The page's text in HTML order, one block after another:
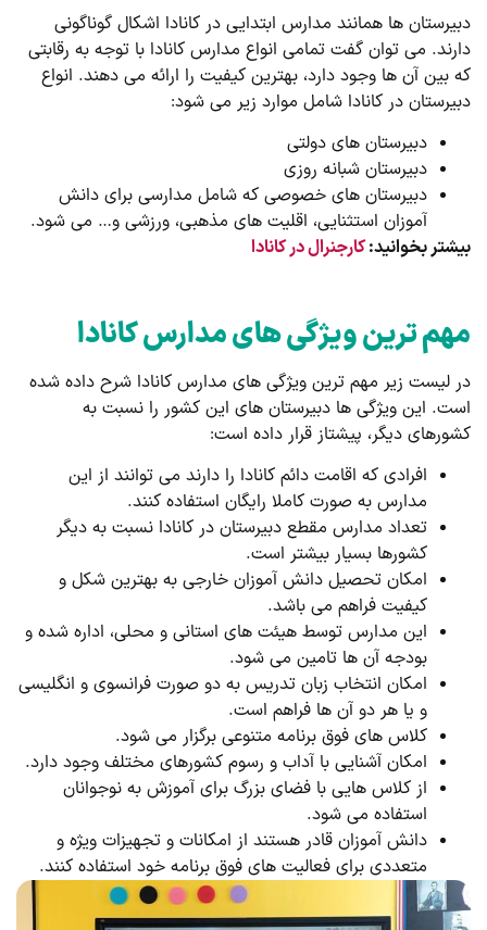
دبیرستان ها همانند مدارس ابتدایی در کانادا اشکال گوناگونی
دارند. می توان گفت تمامی انواع مدارس کانادا با توجه به رقابتی
که بین آن ها وجود دارد، بهترین کیفیت را ارائه می دهند. انواع
دبیرستان در کانادا شامل موارد زیر می شود:
دبیرستان های دولتی
دبیرستان شبانه روزی
دبیرستان های خصوصی که شامل مدارسی برای دانش
آموزان استثنایی، اقلیت های مذهبی، ورزشی و… می شود.
بیشتر بخوانید:کارجنرال در کانادا
مهم ترین ویژگی های مدارس کانادا
در لیست زیر مهم ترین ویژگی های مدارس کانادا شرح داده شده
است. این ویژگی ها دبیرستان های این کشور را نسبت به
کشورهای دیگر،‌ پیشتاز قرار داده است:
افرادی که اقامت دائم کانادا را دارند می توانند از این
مدارس به صورت کاملا رایگان استفاده کنند.
تعداد مدارس مقطع دبیرستان در کانادا نسبت به دیگر
کشورها بسیار بیشتر است.
امکان تحصیل دانش آموزان خارجی به بهترین شکل و
کیفیت فراهم می باشد.
این مدارس توسط هیئت های استانی و محلی، اداره شده و
بودجه آن ها تامین می شود.
امکان انتخاب زبان تدریس به دو صورت فرانسوی و انگلیسی
و یا هر دو آن ها فراهم است.
کلاس های فوق برنامه متنوعی برگزار می شود.
امکان آشنایی با آداب و رسوم کشورهای مختلف وجود دارد.
از کلاس هایی با فضای بزرگ برای آموزش به نوجوانان
استفاده می شود.
دانش آموزان قادر هستند از امکانات و تجهیزات ویژه و
متعددی برای فعالیت های فوق برنامه خود استفاده کنند.